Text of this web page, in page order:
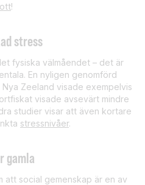
!
stress
fysiska välmåendet – det är
En nyligen genomförd
Zeeland visade exempelvis
visade avsevärt mindre
studier visar att även kortare
stressnivåer.
gamla
att social gemenskap är en av